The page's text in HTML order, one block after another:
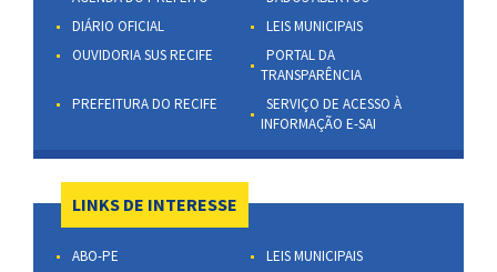
DIÁRIO OFICIAL
LEIS MUNICIPAIS
OUVIDORIA SUS RECIFE
PORTAL DA
TRANSPARÊNCIA
PREFEITURA DO RECIFE
SERVIÇO DE ACESSO À
INFORMAÇÃO E-SAI
LINKS DE INTERESSE
ABO-PE
LEIS MUNICIPAIS